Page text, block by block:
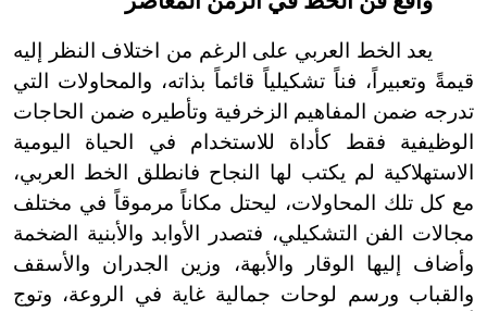
يعد الخط العربي على الرغم من اختلاف النظر إليه
قيمةً وتعبيراً ، فناً تشكيلياً قائماً بذاته، والمحاولات التي
تدرجه ضمن المفاهيم الزخرفية وتأطيره ضمن الحاجات
الوظيفية فقط كأداة للاستخدام في الحياة اليومية
الاستهلاكية لم يكتب لها النجاح فانطلق الخط العربي،
مع كل تلك المحاولات، ليحتل مكاناً مرموقاً في مختلف
مجالات الفن التشكيلي، فتصدر الأوابد والأبنية الضخمة
وأضاف إليها الوقار والأبهة، وزين الجدران والأسقف
والقباب ورسم لوحات جمالية غاية في الروعة، وتوج